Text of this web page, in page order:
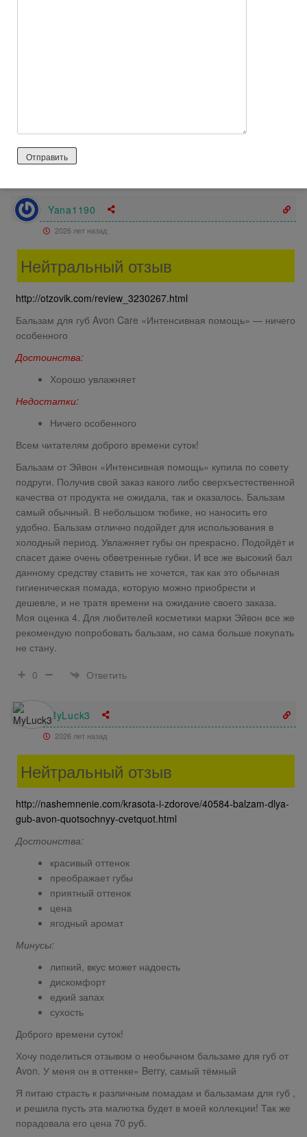
потрескаются, а вот если губы сильно сухие, то эффекта
Yana1190
2026 лет назад
Нейтральный отзыв
http://otzovik.com/review_3230267.html
Бальзам для губ Avon Care «Интенсивная помощь» — ничего
особенного
Достоинства:
Хорошо увлажняет
Недостатки:
Ничего особенного
Всем читателям доброго времени суток!
Бальзам от Эйвон «Интенсивная помощь» купила по совету
подруги. Получив свой заказ какого либо сверхъестественной
качества от продукта не ожидала, так и оказалось. Бальзам
самый обычный. В небольшом тюбике, но наносить его
удобно. Бальзам отлично подойдет для использования в
холодный период. Увлажняет губы он прекрасно. Подойдёт и
спасет даже очень обветренные губки. И все же высокий бал
данному средству ставить не хочется, так как это обычная
гигиеническая помада, которую можно приобрести и
дешевле, и не тратя времени на ожидание своего заказа.
Моя оценка 4. Для любителей косметики марки Эйвон все же
рекомендую попробовать бальзам, но сама больше покупать
не стану.
0
Ответить
MyLuck3
2026 лет назад
Нейтральный отзыв
http://nashemnenie.com/krasota-i-zdorove/40584-balzam-dlya-
gub-avon-quotsochnyy-cvetquot.html
Достоинства:
красивый оттенок
преображает губы
приятный оттенок
цена
ягодный аромат
Минусы:
липкий, вкус может надоесть
дискомфорт
едкий запах
сухость
Доброго времени суток!
Хочу поделиться отзывом о необычном бальзаме для губ от
Avon. У меня он в оттенке» Berry, самый тёмный
Я питаю страсть к различным помадам и бальзамам для губ ,
и решила пусть эта малютка будет в моей коллекции! Так же
порадовала его цена 70 руб.